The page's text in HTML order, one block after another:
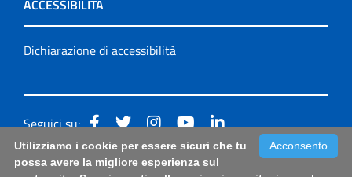
ACCESSIBILITÀ
Dichiarazione di accessibilità
Seguici su:
Accessibilità: form di segnalazione di prima istanza per
Acconsento
Utilizziamo i cookie per essere sicuri che tu
possa avere la migliore esperienza sul